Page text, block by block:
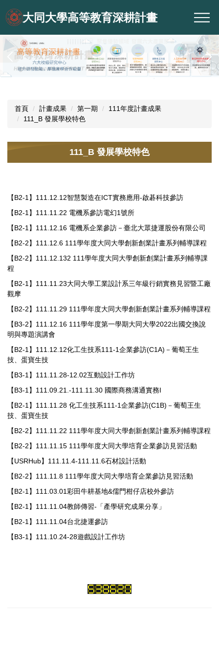
到
主
要
內
大同大學高等教育深耕計畫
首頁 計畫成果 第一期
111年度計畫成果
111_B 發展學校特色
111_B 發展學校特色
【B2-1】111.12.12智慧製造在ICT實務應用-啟碁科技參訪
【B2-1】111.11.22 電機系參訪電幻1號所
【B2-1】111.12.16 電機系企業參訪－臺北大眾捷運股份有限公司
【B2-2】111.12.6 111學年度大同大學創新創業計畫系列輔導課程
【B2-2】111.12.132 111學年度大同大學創新創業計畫系列輔導課
程
【B2-1】111.11.23大同大學工業設計系三年級行銷實務見習暨工廠
觀摩
【B2-2】111.11.29 111學年度大同大學創新創業計畫系列輔導課程
【B3-2】111.12.16 111學年度第一學期大同大學2022出國交換說
明與專題演講會
【B2-1】111.12.12化工生技系111-1企業參訪(C1A)－葡萄王生
技、蛋寶生技
【B3-1】111.11.28-12.02互動設計工作坊
【B3-1】111.09.21.-111.11.30 國際商務溝通實務I
【B2-1】111.11.28 化工生技系111-1企業參訪(C1B)－葡萄王生
技、蛋寶生技
【B2-2】111.11.22 111學年度大同大學創新創業計畫系列輔導課程
【B2-2】111.11.15 111學年度大同大學培育企業參訪見習活動
【USRHub】111.11.4-111.11.6石材設計活動
【B2-2】111.11.8 111學年度大同大學培育企業參訪見習活動
【B2-1】111.03.01彩田牛耕基地&儒門柑仔店校外參訪
【B2-1】111.11.04教師傳習-「產學研究成果分享」
【B2-1】111.11.04台北捷運參訪
【B3-1】111.10.24-28遊戲設計工作坊